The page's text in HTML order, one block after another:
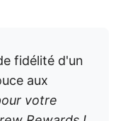
fidélité d'un
aux
votre